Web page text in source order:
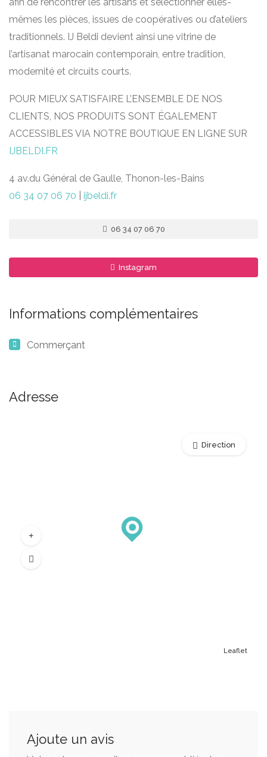
mêmes les pièces, issues de coopératives ou d’ateliers
traditionnels. IJ Beldi devient ainsi une vitrine de
l’artisanat marocain contemporain, entre tradition,
modernité et circuits courts.
POUR MIEUX SATISFAIRE L’ENSEMBLE DE NOS
CLIENTS, NOS PRODUITS SONT ÉGALEMENT
ACCESSIBLES VIA NOTRE BOUTIQUE EN LIGNE SUR
IJBELDI.FR
4 av.du Général de Gaulle, Thonon-les-Bains
06 34 07 06 70
ijbeldi.fr
06 34 07 06 70
Instagram
Informations complémentaires
Commerçant
Adresse
Leaflet
Direction
Ajoute un avis